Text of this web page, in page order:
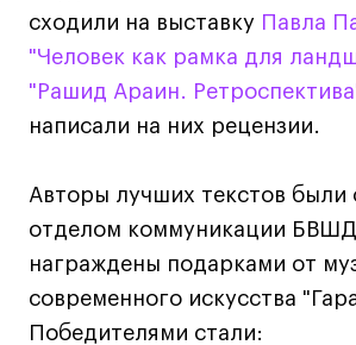
Все программы
Интенсивы
Маркетинг
Контент
Иллюстрация
Интерьер
Лайфстайл
сходили на выставку Павла
"Человек как рамка для
"Рашид Араин.
написали на них рецензии.
Авторы лучших текстов были
отделом коммуникации
награждены подарками от
современного искусства
Победителями стали: